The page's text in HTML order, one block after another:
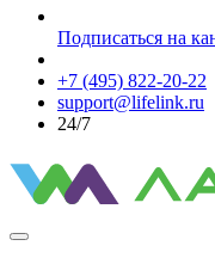
Подписаться на
+7 (495) 822-20-22
support@lifelink.ru
24/7